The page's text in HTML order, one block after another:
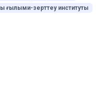
ғылыми-зерттеу институты